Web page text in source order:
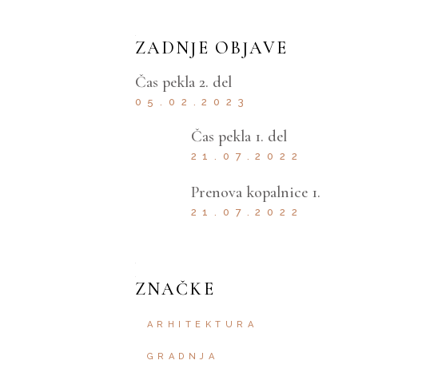
ZADNJE OBJAVE
Čas pekla 2. del
05.02.2023
Čas pekla 1. del
21.07.2022
Prenova kopalnice 1.
21.07.2022
ZNAČKE
ARHITEKTURA
GRADNJA